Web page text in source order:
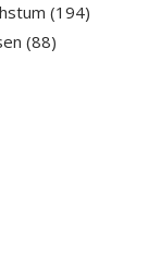
(194)
(88)